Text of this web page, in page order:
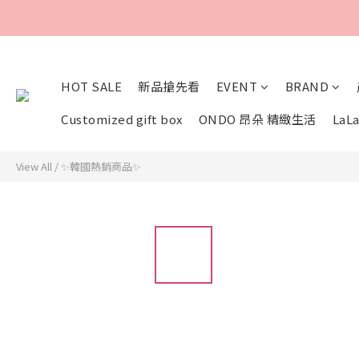
HOT SALE 新品搶先看 EVENT BRAND
Customized gift box
ONDO 昂朵 精緻生活
View All / ✨韓國熱銷商品✨